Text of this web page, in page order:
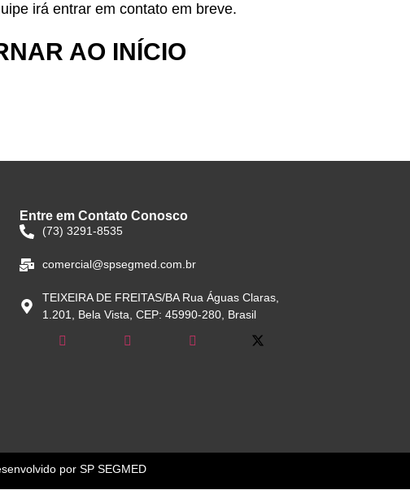
irá entrar em contato em breve.
AO INÍCIO
Entre em Contato Conosco
(73) 3291-8535
comercial@spsegmed.com.br
TEIXEIRA DE FREITAS/BA Rua Águas Claras,
1.201, Bela Vista, CEP: 45990-280, Brasil
por SP SEGMED